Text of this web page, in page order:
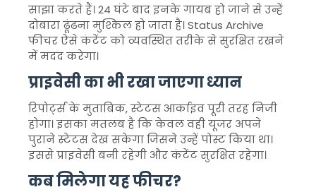
साझा करते हैं। 24 घंटे बाद इनके गायब हो जाने से उन्हें
दोबारा ढूंढना मुश्किल हो जाता है। Status Archive
फीचर ऐसे कंटेंट को व्यवस्थित तरीके से सुरक्षित रखने
में मदद करेगा।
प्राइवेसी का भी रखा जाएगा ध्यान
रिपोर्ट्स के मुताबिक, स्टेटस आर्काइव पूरी तरह निजी
होगा। इसका मतलब है कि केवल वही यूजर अपने
पुराने स्टेटस देख सकेगा जिसने उन्हें पोस्ट किया था।
इससे प्राइवेसी बनी रहेगी और कंटेंट सुरक्षित रहेगा।
कब मिलेगा यह फीचर?